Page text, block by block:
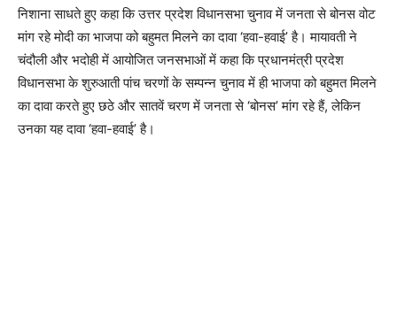
निशाना साधते हुए कहा कि उत्तर प्रदेश विधानसभा चुनाव में जनता से बोनस वोट
मांग रहे मोदी का भाजपा को बहुमत मिलने का दावा ‘हवा-हवाई’ है। मायावती ने
चंदौली और भदोही में आयोजित जनसभाओं में कहा कि प्रधानमंत्री प्रदेश
विधानसभा के शुरुआती पांच चरणों के सम्पन्न चुनाव में ही भाजपा को बहुमत मिलने
का दावा करते हुए छठे और सातवें चरण में जनता से ‘बोनस’ मांग रहे हैं, लेकिन
उनका यह दावा ‘हवा-हवाई’ है।